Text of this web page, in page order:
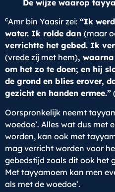
De wijze waarop
cAmr bin Yaasir zei: “Ik
water. Ik rolde dan (maar
verrichtte het gebed. Ik
(vrede zij met hem),
om het zo te doen; en hij
de grond en blies erover,
gezicht en handen ermee.”
Oorspronkelijk neemt
woedoe’. Alles wat dus met
worden, kan ook met
mag verricht worden voor
gebedstijd zoals dit ook het
Met tayyamoem kan men
als met de woedoe’.